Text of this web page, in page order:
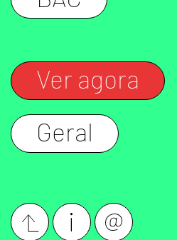
Ver agora
Geral